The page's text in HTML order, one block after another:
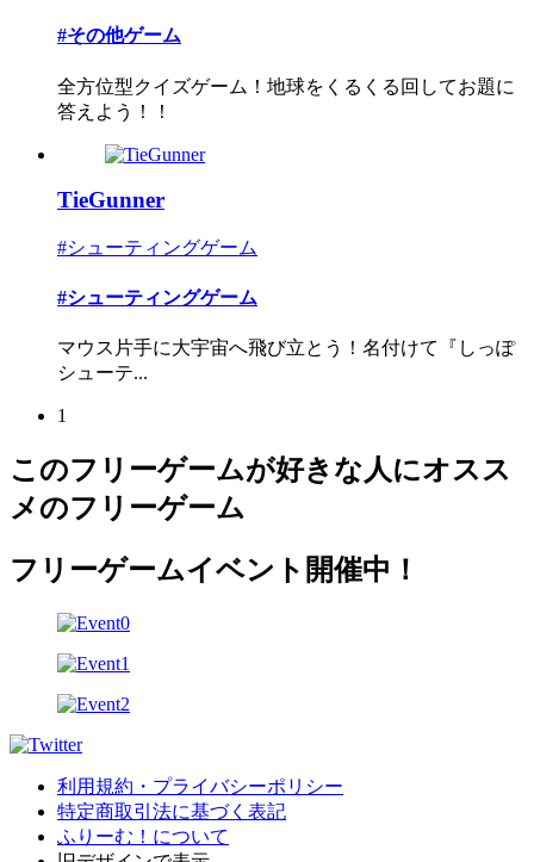
#その他ゲーム
全方位型クイズゲーム！地球をくるくる回してお題に
答えよう！！
TieGunner
#シューティングゲーム
#シューティングゲーム
マウス片手に大宇宙へ飛び立とう！名付けて『しっぽ
シューテ...
1
このフリーゲームが好きな人にオスス
メのフリーゲーム
フリーゲームイベント開催中！
利用規約・プライバシーポリシー
特定商取引法に基づく表記
ふりーむ！について